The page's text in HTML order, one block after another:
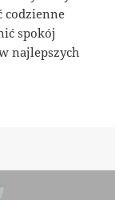
codzienne
spokój
najlepszych